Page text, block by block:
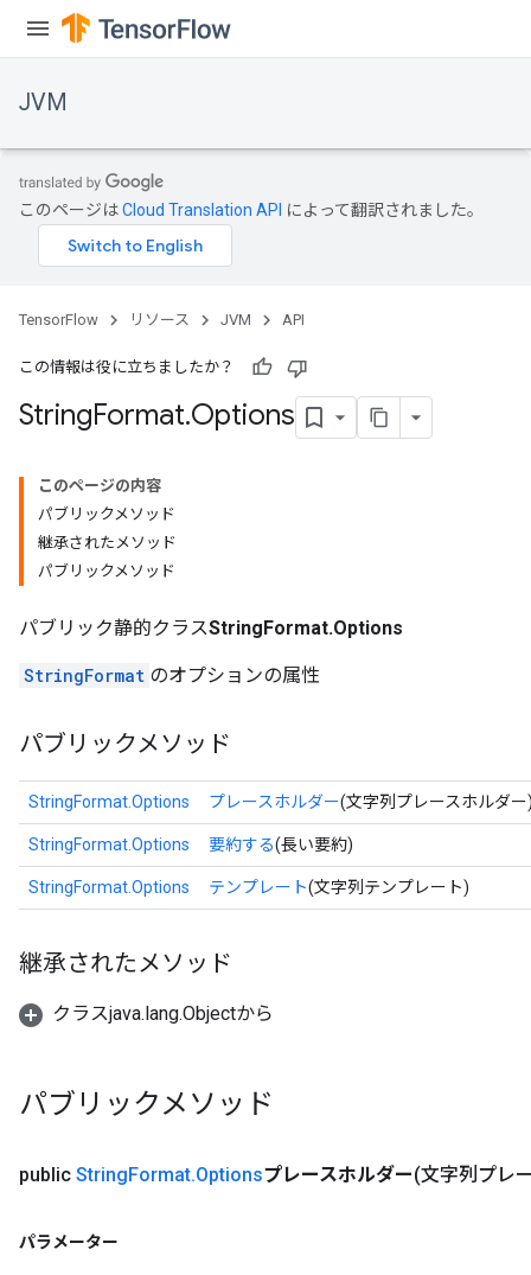
JVM
このページはCloud Translation API によって翻訳されました。
TensorFlow リソース JVM API
この情報は役に立ちましたか？
StringFormat.Options
このページの内容
パブリックメソッド
継承されたメソッド
パブリックメソッド
パブリック静的クラスStringFormat.Options
StringFormat のオプションの属性
パブリックメソッド
StringFormat.Options プレースホルダー(文字列プレースホルダー
StringFormat.Options 要約する(長い要約)
StringFormat.Options テンプレート(文字列テンプレート)
継承されたメソッド
クラスjava.lang.Objectから
パブリックメソッド
public StringFormat.Optionsプレースホルダー(文字列プレ
パラメーター